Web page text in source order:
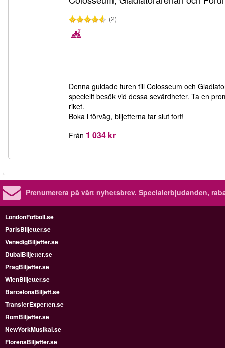
(2)
Denna guidade turen till Colosseum och
speciellt besök vid dessa sevärdheter. Ta en
riket.
Boka i förväg, biljetterna tar slut fort!
Från 1 034 kr
Prenumerera på vårt nyhetsbrev. Specialerbjudanden,
LondonFotboll.se
ParisBiljetter.se
VenedigBiljetter.se
DubaiBiljetter.se
PragBiljetter.se
WienBiljetter.se
BarcelonaBiljett.se
TransferExperten.se
RomBiljetter.se
NewYorkMusikal.se
FlorensBiljetter.se